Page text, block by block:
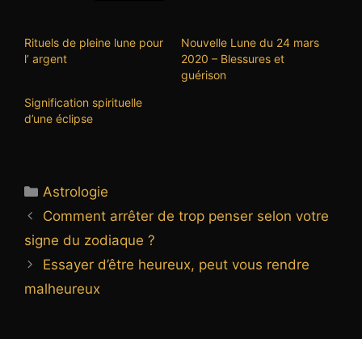
Rituels de pleine lune pour
l’ argent
Nouvelle Lune du 24 mars
2020 – Blessures et
guérison
Signification spirituelle
d’une éclipse
Catégories
Astrologie
Comment arrêter de trop penser selon votre
signe du zodiaque ?
Essayer d’être heureux, peut vous rendre
malheureux